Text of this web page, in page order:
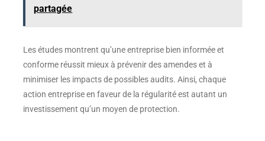
partagée
Les études montrent qu’une entreprise bien informée et
conforme réussit mieux à prévenir des amendes et à
minimiser les impacts de possibles audits. Ainsi, chaque
action entreprise en faveur de la régularité est autant un
investissement qu’un moyen de protection.